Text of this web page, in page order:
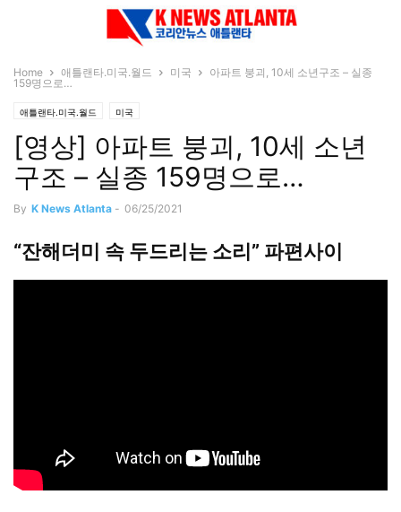
Home 애틀랜타.미국.월드 미국
아파트 붕괴, 10세 소년구조 – 실종
159명으로…
애틀랜타.미국.월드 미국
[영상] 아파트 붕괴, 10세 소년
구조 – 실종 159명으로…
By K News Atlanta - 06/25/2021
“잔해더미 속 두드리는 소리” 파편사이